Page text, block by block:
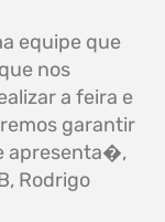
equipe que
nos
a feira e
garantir
apresenta�,
Rodrigo